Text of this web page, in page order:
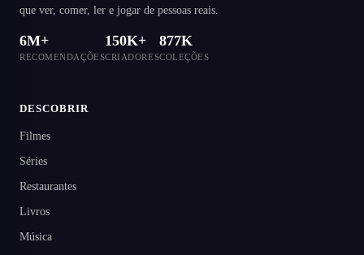
que ver, comer, ler e jogar de pessoas reais.
6M+
RECOMENDAÇÕES
150K+
CRIADORES
877K
COLEÇÕES
DESCOBRIR
Filmes
Séries
Restaurantes
Livros
Música